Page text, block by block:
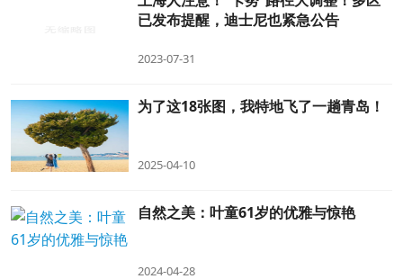
已发布提醒，迪士尼也紧急公告
2023-07-31
为了这18张图，我特地飞了一趟青岛！
2025-04-10
自然之美：叶童61岁的优雅与惊艳
2024-04-28